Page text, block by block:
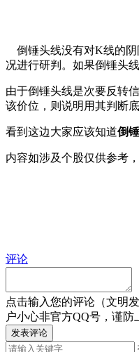
倒锤头线没有对K线的阴
况进行研判。如果倒锤头
由于倒锤头线是次要反转
该价位，则说明用其判断
看到这边大家应该知道倒
内容如涉及个股仅供参考
评论
点击输入您的评论（文明
户小心非官方QQ号，谨防
发表评论